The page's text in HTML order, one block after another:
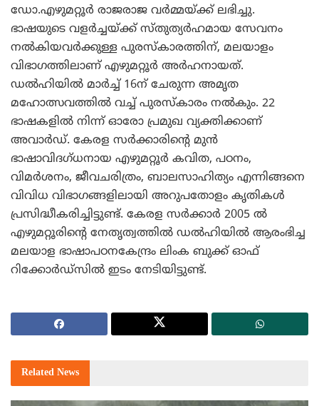
ഡോ.എഴുമറ്റൂര്‍ രാജരാജ വര്‍മ്മയ്ക്ക് ലഭിച്ചു.
ഭാഷയുടെ വളര്‍ച്ചയ്ക്ക് സ്തുത്യര്‍ഹമായ സേവനം
നല്‍കിയവര്‍ക്കുള്ള പുരസ്കാരത്തിന്, മലയാളം
വിഭാഗത്തിലാണ് എഴുമറ്റൂര്‍ അര്‍ഹനായത്.
ഡല്‍ഹിയില്‍ മാര്‍ച്ച് 16ന് ചേരുന്ന അമൃത
മഹോത്സവത്തില്‍ വച്ച് പുരസ്കാരം നല്‍കും. 22
ഭാഷകളില്‍ നിന്ന് ഓരോ പ്രമുഖ വ്യക്തിക്കാണ്
അവാര്‍ഡ്. കേരള സര്‍ക്കാരിന്‍റെ മുന്‍
ഭാഷാവിദഗ്ധനായ എഴുമറ്റൂര്‍ കവിത, പഠനം,
വിമര്‍ശനം, ജീവചരിത്രം, ബാലസാഹിത്യം എന്നിങ്ങനെ
വിവിധ വിഭാഗങ്ങളിലായി അറുപതോളം കൃതികള്‍
പ്രസിദ്ധീകരിച്ചിട്ടുണ്ട്. കേരള സര്‍ക്കാര്‍ 2005 ല്‍
എഴുമറ്റൂരിന്‍റെ നേതൃത്വത്തില്‍ ഡല്‍ഹിയില്‍ ആരംഭിച്ച
മലയാള ഭാഷാപഠനകേന്ദ്രം ലിംക ബുക്ക് ഓഫ്
റിക്കോര്‍ഡ്സില്‍ ഇടം നേടിയിട്ടുണ്ട്.
Related News